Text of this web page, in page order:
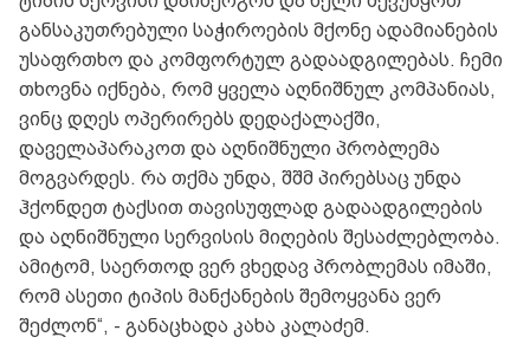
განსაკუთრებული საჭიროების მქონე ადამიანების
უსაფრთხო და კომფორტულ გადაადგილებას. ჩემი
თხოვნა იქნება, რომ ყველა აღნიშნულ კომპანიას,
ვინც დღეს ოპერირებს დედაქალაქში,
დაველაპარაკოთ და აღნიშნული პრობლემა
მოგვარდეს. რა თქმა უნდა, შშმ პირებსაც უნდა
ჰქონდეთ ტაქსით თავისუფლად გადაადგილების
და აღნიშნული სერვისის მიღების შესაძლებლობა.
ამიტომ, საერთოდ ვერ ვხედავ პრობლემას იმაში,
რომ ასეთი ტიპის მანქანების შემოყვანა ვერ
შეძლონ“, - განაცხადა კახა კალაძემ.